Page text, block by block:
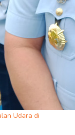
Udara di